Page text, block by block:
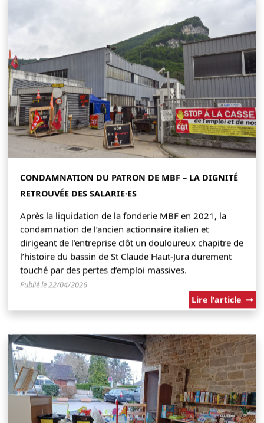
CONDAMNATION DU PATRON DE MBF – LA DIGNITÉ
RETROUVÉE DES SALARIE·ES
Après la liquidation de la fonderie MBF en 2021, la
condamnation de l’ancien actionnaire italien et
dirigeant de l’entreprise clôt un douloureux chapitre de
l’histoire du bassin de St Claude Haut-Jura durement
touché par des pertes d’emploi massives.
Publié le 22/04/2026
Lire l'article